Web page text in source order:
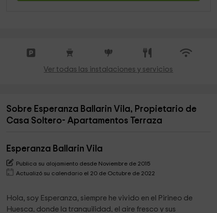
Ver todas las instalaciones y servicios
Sobre Esperanza Ballarin Vila, Propietario de
Casa Soltero- Apartamentos Terraza
Esperanza Ballarin Vila
Publica su alojamiento desde Noviembre de 2015
Actualizó su calendario el 20 de Octubre de 2022
Hola, soy Esperanza, siempre he vivido en el Pirineo de
Huesca, donde la tranquilidad, el aire fresco y sus